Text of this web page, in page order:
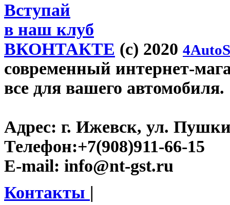
Вступай
в наш клуб
ВКОНТАКТЕ (c) 2020
современный интернет-
все для вашего автомобиля.
Адрес: г. Ижевск, ул.
Телефон:+7(908)911-66-15
E-mail: info@nt-gst.ru
Контакты |